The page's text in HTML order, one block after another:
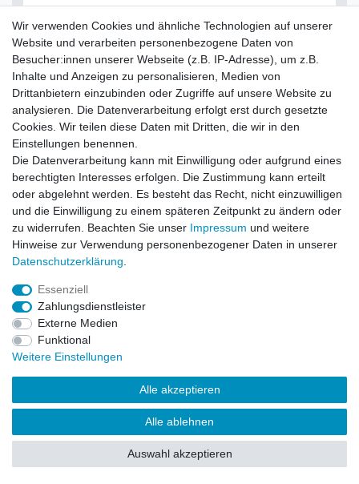
Filter
Zahlung und Versand
Impressum Daten­schutz­erklärung AGB
Barrierefreiheitserklärung Widerrufs­recht
Vertrag widerrufen
© Copyright 2026 | Alle Rechte vorbehalten.
Wir verwenden Cookies und ähnliche Technologien auf unserer
Website und verarbeiten personenbezogene Daten von
Besucher:innen unserer Webseite (z.B. IP-Adresse), um z.B.
Inhalte und Anzeigen zu personalisieren, Medien von
Drittanbietern einzubinden oder Zugriffe auf unsere Website zu
analysieren. Die Datenverarbeitung erfolgt erst durch gesetzte
Cookies. Wir teilen diese Daten mit Dritten, die wir in den
Einstellungen benennen.
Die Datenverarbeitung kann mit Einwilligung oder aufgrund eines
berechtigten Interesses erfolgen. Die Zustimmung kann erteilt
oder abgelehnt werden. Es besteht das Recht, nicht einzuwilligen
und die Einwilligung zu einem späteren Zeitpunkt zu ändern oder
zu widerrufen. Beachten Sie unser Impressum und weitere
Hinweise zur Verwendung personenbezogener Daten in unserer
Daten­schutz­erklärung
Essenziell
Zahlungsdienstleister
Externe Medien
Funktional
Weitere Einstellungen
Alle akzeptieren
Alle ablehnen
Auswahl akzeptieren